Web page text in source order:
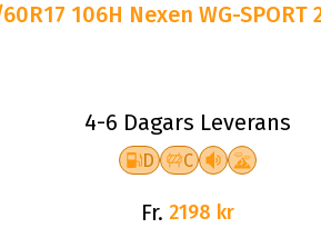
106H Nexen WG-SPORT
4-6 Dagars Leverans
D C
Fr. 2198 kr